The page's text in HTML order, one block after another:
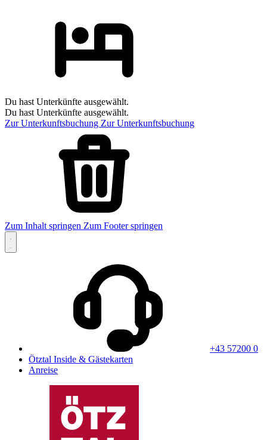
Du hast Unterkünfte ausgewählt.
Du hast Unterkünfte ausgewählt.
Zur Unterkunftsbuchung Zur Unterkunftsbuchung
Zum Inhalt springen Zum Footer springen
+43 57200 0
Ötztal Inside & Gästekarten
Anreise